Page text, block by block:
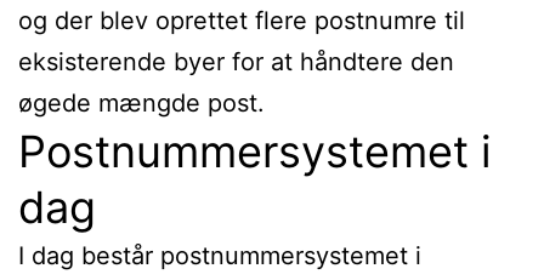
og der blev oprettet flere postnumre til
eksisterende byer for at håndtere den
øgede mængde post.
Postnummersystemet i
dag
I dag består postnummersystemet i